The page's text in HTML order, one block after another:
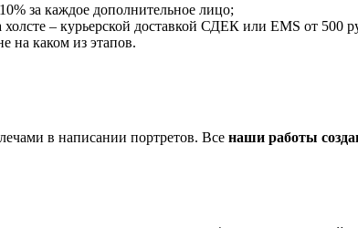
за каждое дополнительное лицо;
– курьерской доставкой СДЕК или EMS от 500
на каком из этапов.
в написании портретов. Все наши работы